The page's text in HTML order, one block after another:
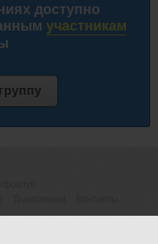
доступно
участникам